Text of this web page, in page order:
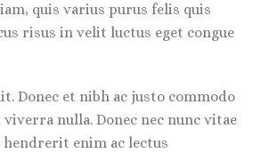
quis varius purus felis quis
risus in velit luctus eget congue
Donec et nibh ac justo commodo
nulla. Donec nec nunc vitae
enim ac lectus